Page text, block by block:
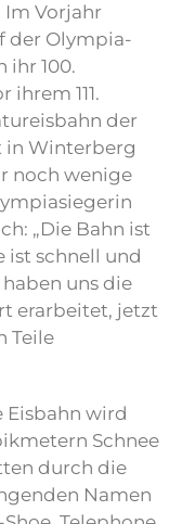
Vorjahr
der Olympia-
ihr 100.
111.
der
in Winterberg
noch wenige
„Die Bahn ist
ist schnell und
uns die
erarbeitet, jetzt
Teile
Eisbahn wird
Schnee
durch die
Namen